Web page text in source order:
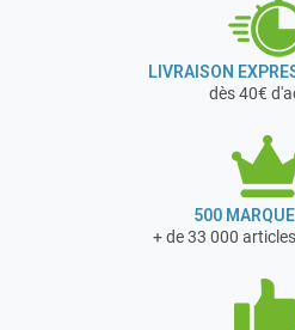
LIVRAISON
dès 40€
500
+ de 33 000